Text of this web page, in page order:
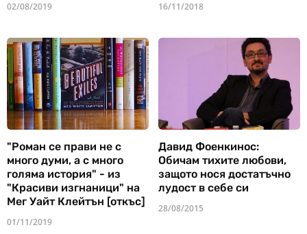
02/08/2019 16/11/2018
"Роман се прави не с
много думи, а с много
голяма история" - из
"Красиви изгнаници" на
Мег Уайт Клейтън [откъс]
01/11/2019
Давид Фоенкинос:
Обичам тихите любови,
защото нося достатъчно
лудост в себе си
28/08/2015